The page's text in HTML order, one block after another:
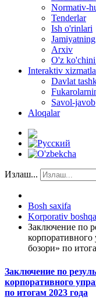
Normativ-
Tenderlar
Ish o'rinlari
Arxiv
O'z
Interaktiv
Davlat
Savol-javob
Aloqalar
Излаш...
Bosh saxifa
Korporativ
Заключение по
бозори» по
Заключение по
корпоративного
по итогам 2023 года